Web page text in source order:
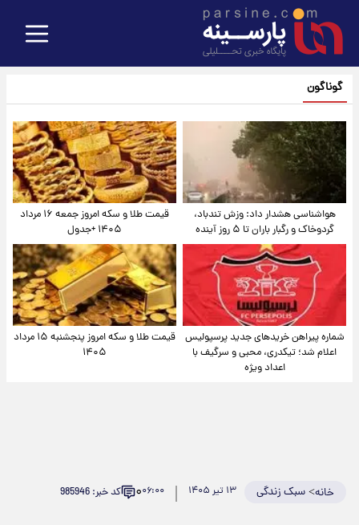
گوناگون
هواشناسی هشدار داد: وزش تندباد،
گردوخاک و رگبار باران تا ۵ روز آینده
قیمت طلا و سکه امروز جمعه ۱۶ مرداد
۱۴۰۵ +جدول
شماره پیراهن خریدهای جدید پرسپولیس
اعلام شد؛ تیکدری، محبی و سرگیف با
اعداد ویژه
قیمت طلا و سکه امروز پنجشنبه ۱۵ مرداد
۱۴۰۵
خانه>سبک زندگی ۱۳ تیر ۱۴۰۵ ۰۶:۰۰۰ کد خبر: 985946